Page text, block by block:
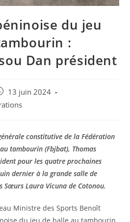
du jeu
:
Dan président
13 juin 2024
constitutive de la Fédération
tambourin (Fbjbat), Thomas
pour les quatre prochaines
dernier à la grande salle de
Sœurs Laura Vicuna de Cotonou.
Ministre des Sports Benoît